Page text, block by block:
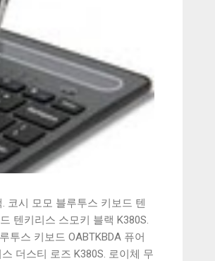
코시 모모 블루투스 키보드 텐
텐키리스 스모키 블랙 K380S.
투스 키보드 OABTKBDA 퓨어
더스티 로즈 K380S. 로이체 무